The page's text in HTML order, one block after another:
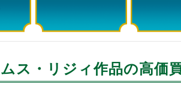
ス・リジィ作品の高価